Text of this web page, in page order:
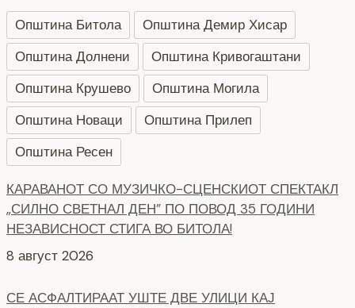
Општина Битола
Општина Демир Хисар
Општина Долнени
Општина Кривогаштани
Општина Крушево
Општина Могила
Општина Новаци
Општина Прилеп
Општина Ресен
КАРАВАНОТ СО МУЗИЧКО-СЦЕНСКИОТ СПЕКТАКЛ
„СИЛНО СВЕТНАЛ ДЕН” ПО ПОВОД 35 ГОДИНИ
НЕЗАВИСНОСТ СТИГА ВО БИТОЛА!
8 август 2026
СЕ АСФАЛТИРААТ УШТЕ ДВЕ УЛИЦИ КАЈ